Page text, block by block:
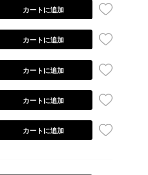
カートに追加
カートに追加
カートに追加
カートに追加
カートに追加